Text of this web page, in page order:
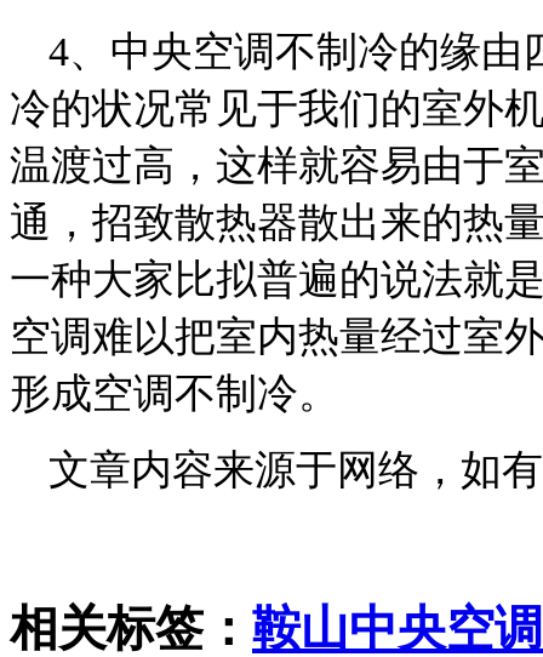
4、中央空调不制冷的缘
冷的状况常见于我们的室外
温渡过高，这样就容易由于
通，招致散热器散出来的热
一种大家比拟普遍的说法就
空调难以把室内热量经过室
形成空调不制冷。
文章内容来源于网络，如
相关标签： 鞍山中央空调